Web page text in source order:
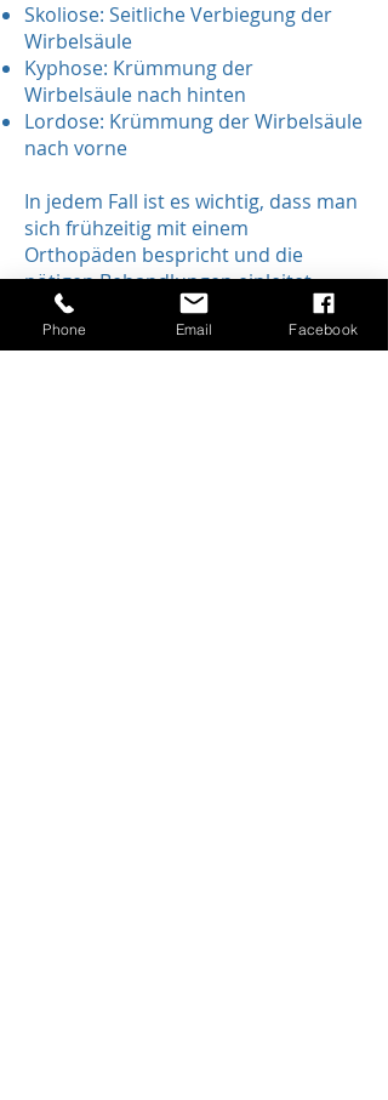
Skoliose: Seitliche Verbiegung der
Wirbelsäule
Kyphose: Krümmung der
Wirbelsäule nach hinten
Lordose: Krümmung der Wirbelsäule
nach vorne
In jedem Fall ist es wichtig, dass man
sich frühzeitig mit einem
Orthopäden bespricht und die
nötigen Behandlungen einleitet.
Impressum Datenschutz
Phone Email Facebook